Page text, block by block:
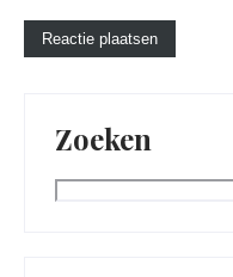
Zoeken